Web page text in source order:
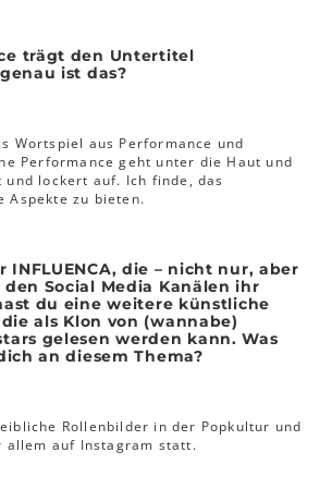
trägt den Untertitel
ist das?
Wortspiel aus Performance und
Performance geht unter die Haut und
lockert auf. Ich finde, das
Aspekte zu bieten.
die – nicht nur, aber
Social Media Kanälen ihr
du eine weitere künstliche
als Klon von (wannabe)
gelesen werden kann. Was
an diesem Thema?
Rollenbilder in der Popkultur und
allem auf Instagram statt.